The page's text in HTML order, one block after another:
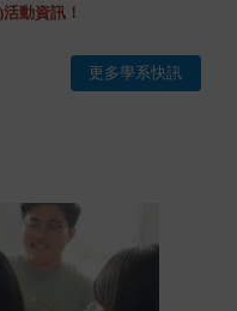
動資訊！
更多學系快訊